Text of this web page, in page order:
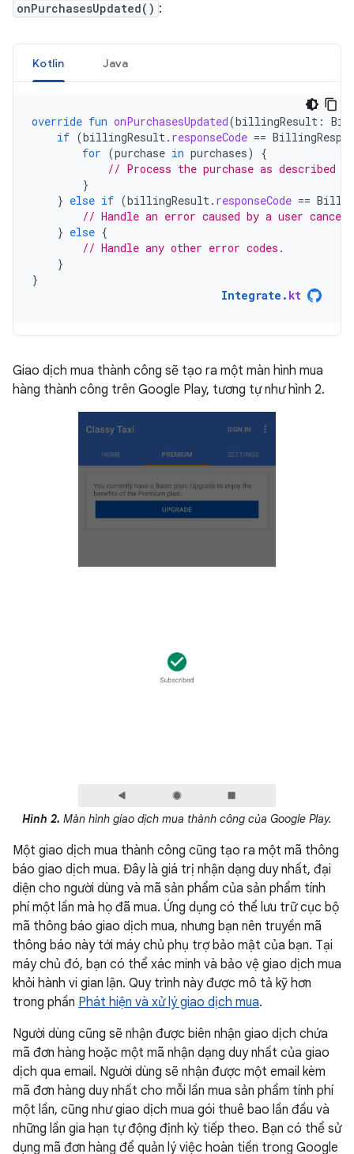
onPurchasesUpdated() :
Kotlin Java
override fun onPurchasesUpdated(billingResult :
if (billingResult. responseCode ==
for (purchase in purchases)
{
// Process the purchase as described
}
} else if (billingResult. responseCode ==
// Handle an error caused by a user
} else {
// Handle any other error codes.
}
}
Integrate . kt
Giao dịch mua thành công sẽ tạo ra một màn hình mua
hàng thành công trên Google Play, tương tự như hình 2.
Hình 2. Màn hình giao dịch mua thành công của Google Play.
Một giao dịch mua thành công cũng tạo ra một mã thông
báo giao dịch mua. Đây là giá trị nhận dạng duy nhất, đại
diện cho người dùng và mã sản phẩm của sản phẩm tính
phí một lần mà họ đã mua. Ứng dụng có thể lưu trữ cục bộ
mã thông báo giao dịch mua, nhưng bạn nên truyền mã
thông báo này tới máy chủ phụ trợ bảo mật của bạn. Tại
máy chủ đó, bạn có thể xác minh và bảo vệ giao dịch mua
khỏi hành vi gian lận. Quy trình này được mô tả kỹ hơn
trong phần Phát hiện và xử lý giao dịch mua.
Người dùng cũng sẽ nhận được biên nhận giao dịch chứa
mã đơn hàng hoặc một mã nhận dạng duy nhất của giao
dịch qua email. Người dùng sẽ nhận được một email kèm
mã đơn hàng duy nhất cho mỗi lần mua sản phẩm tính phí
một lần, cũng như giao dịch mua gói thuê bao lần đầu và
những lần gia hạn tự động định kỳ tiếp theo. Bạn có thể sử
dụng mã đơn hàng để quản lý việc hoàn tiền trong Google